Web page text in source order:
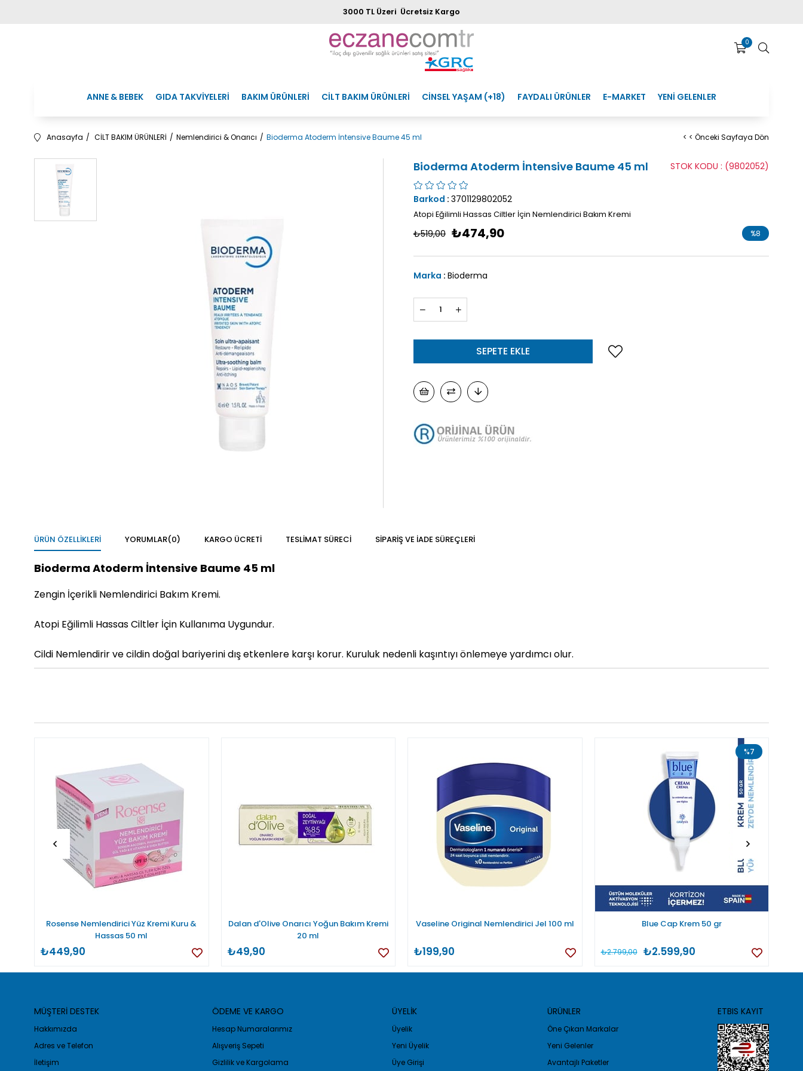
3000 TL Üzeri Ücretsiz Kargo
0
ANNE & BEBEK GIDA TAKVİYELERİ BAKIM ÜRÜNLERİ CİLT BAKIM ÜRÜNLERİ CİNSEL YAŞAM (+18) FAYDALI ÜRÜNLER E-MARKET YENİ GELENLER
Anasayfa CİLT BAKIM ÜRÜNLERİ Nemlendirici & Onarıcı Bioderma Atoderm İntensive Baume 45 ml < < Önceki Sayfaya Dön
Bioderma Atoderm İntensive Baume 45 ml (9802052)
STOK KODU
Barkod : 3701129802052
Atopi Eğilimli Hassas Ciltler İçin Nemlendirici Bakım Kremi
₺519,00 ₺474,90 %8
Marka : Bioderma
ÜRÜN ÖZELLIKLERI YORUMLAR(0) KARGO ÜCRETI TESLIMAT SÜRECI SIPARIŞ VE İADE SÜREÇLERI
Bioderma Atoderm İntensive Baume 45 ml
Zengin İçerikli Nemlendirici Bakım Kremi.
Atopi Eğilimli Hassas Ciltler İçin Kullanıma Uygundur.
Cildi Nemlendirir ve cildin doğal bariyerini dış etkenlere karşı korur. Kuruluk nedenli kaşıntıyı önlemeye yardımcı olur.
Rosense Nemlendirici Yüz Kremi Kuru &
Hassas 50 ml
₺449,90
Dalan d'Olive Onarıcı Yoğun Bakım Kremi
20 ml
₺49,90
Vaseline Original Nemlendirici Jel 100 ml
₺199,90
Blue Cap Krem 50 gr
₺2.599,90
₺2.799,00
%7
MÜŞTERİ DESTEK
Hakkımızda
Adres ve Telefon
İletişim
ÖDEME VE KARGO
Hesap Numaralarımız
Alışveriş Sepeti
Gizlilik ve Kargolama
ÜYELİK
Üyelik
Yeni Üyelik
Üye Girişi
ÜRÜNLER
Öne Çıkan Markalar
Yeni Gelenler
Avantajlı Paketler
ETBIS KAYIT